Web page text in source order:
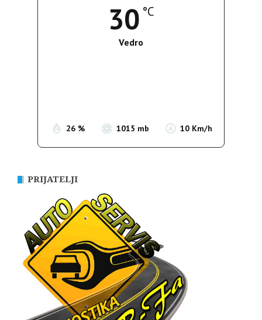
30 °C
Vedro
26 % 1015 mb 10 Km/h
PRIJATELJI